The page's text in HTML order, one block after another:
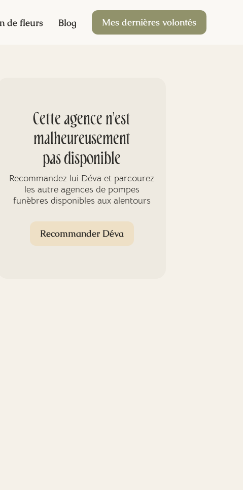
de fleurs Blog Mes dernières volontés
Cette agence n'est
malheureusement
pas disponible
Recommandez lui Déva et parcourez
les autre agences de pompes
funèbres disponibles aux alentours
Recommander Déva